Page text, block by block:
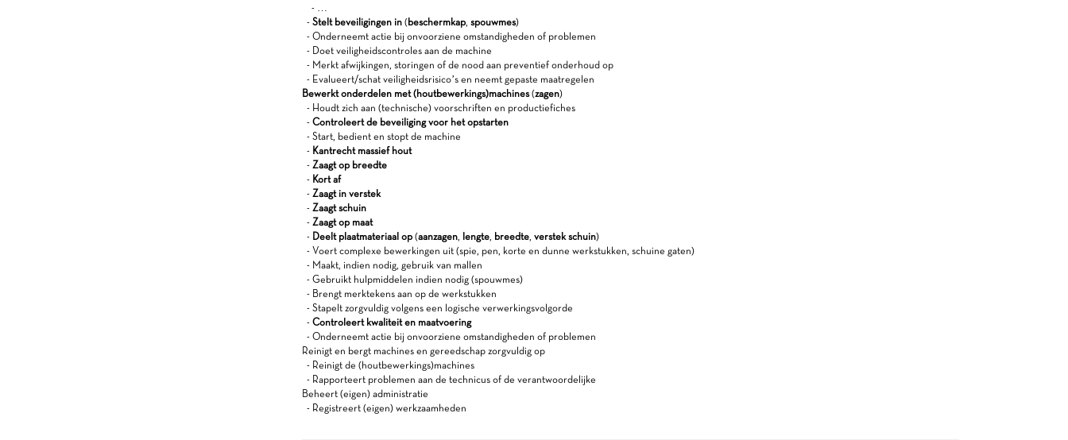
- …
- Stelt beveiligingen in(beschermkap, spouwmes)
- Onderneemt actie bij onvoorziene omstandigheden of problemen
- Doet veiligheidscontroles aan de machine
- Merkt afwijkingen, storingen of de nood aan preventief onderhoud op
- Evalueert/schat veiligheidsrisico’s en neemt gepaste maatregelen
Bewerkt onderdelen met (houtbewerkings)machines(zagen)
- Houdt zich aan (technische) voorschriften en productiefiches
- Controleert de beveiliging voor het opstarten
- Start, bedient en stopt de machine
- Kantrecht massief hout
- Zaagt op breedte
- Kort af
- Zaagt in verstek
- Zaagt schuin
- Zaagt op maat
- Deelt plaatmateriaal op (aanzagen, lengte, breedte, verstek schuin)
- Voert complexe bewerkingen uit (spie, pen, korte en dunne werkstukken, schuine gaten)
- Maakt, indien nodig, gebruik van mallen
- Gebruikt hulpmiddelen indien nodig (spouwmes)
- Brengt merktekens aan op de werkstukken
- Stapelt zorgvuldig volgens een logische verwerkingsvolgorde
- Controleert kwaliteit en maatvoering
- Onderneemt actie bij onvoorziene omstandigheden of problemen
Reinigt en bergt machines en gereedschap zorgvuldig op
- Reinigt de (houtbewerkings)machines
- Rapporteert problemen aan de technicus of de verantwoordelijke
Beheert (eigen) administratie
- Registreert (eigen) werkzaamheden